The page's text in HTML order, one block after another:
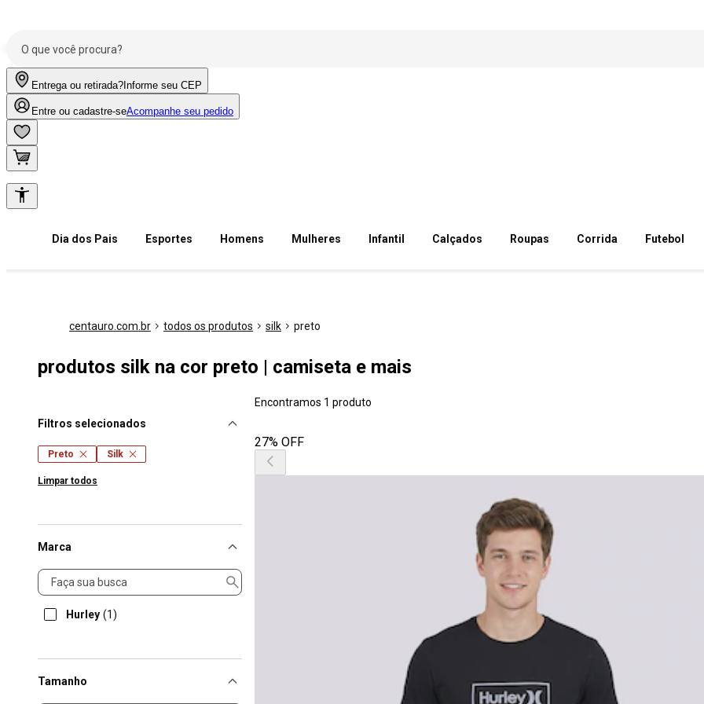
Entrega ou retirada? Informe seu CEP
Entre ou cadastre-seAcompanhe seu pedido
Dia dos Pais Esportes Homens Mulheres Infantil Calçados Roupas Corrida Futebol
centauro.com.br todos os produtos silk preto
produtos silk na cor preto | camiseta e mais
Filtros selecionados
Preto Silk
Limpar todos
Marca
Marca
Hurley (1)
Tamanho
Encontramos 1 produto
27% OFF